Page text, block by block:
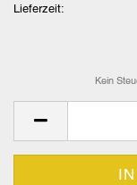
Lieferzeit:
Kein